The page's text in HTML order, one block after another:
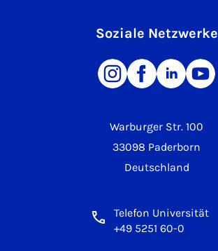
Warburger Str. 100
33098 Paderborn
Deutschland
Telefon Universität
+49 5251 60-0
Soziale Netzwerke